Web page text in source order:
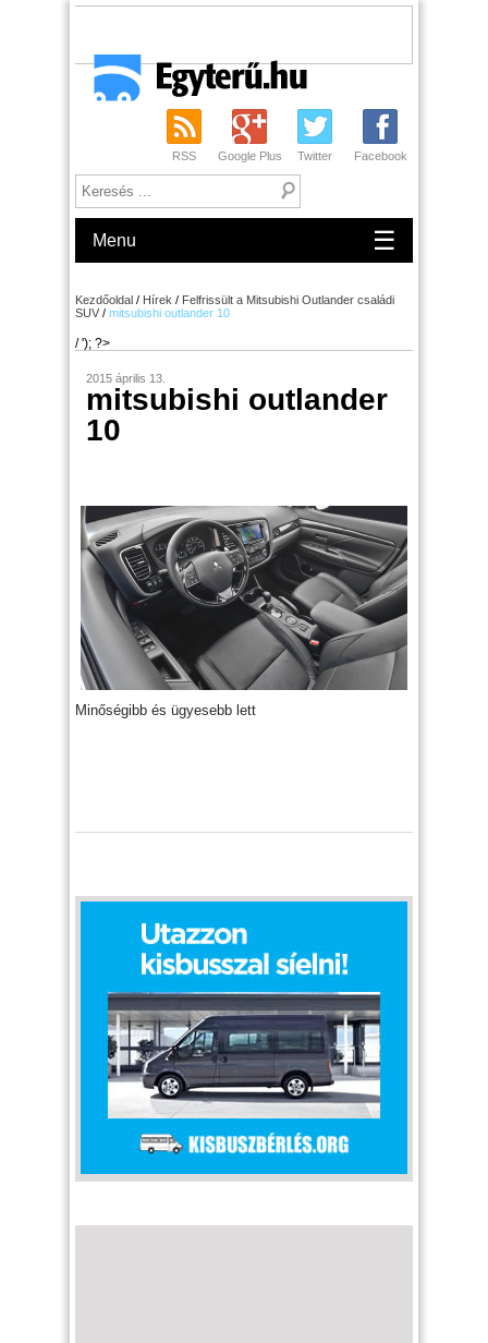
RSS Google Plus Twitter Facebook
Menu ☰
Kezdőoldal / Hírek / Felfrissült a Mitsubishi Outlander családi
SUV / mitsubishi outlander 10
/ '); ?>
2015 április 13.
mitsubishi outlander
10
Minőségibb és ügyesebb lett